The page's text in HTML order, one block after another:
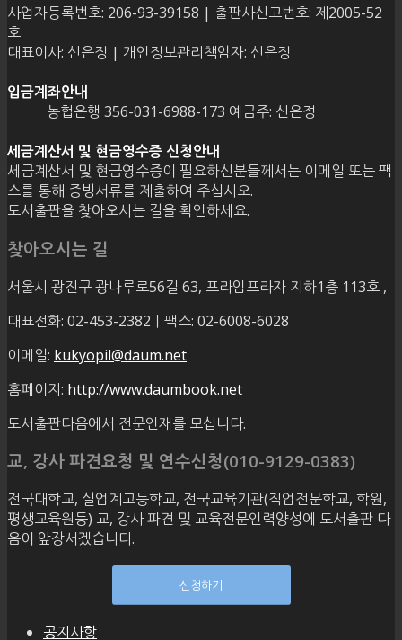
사업자등록번호: 206-93-39158 | 출판사신고번호: 제2005-52
호
대표이사: 신은정 | 개인정보관리책임자: 신은정
입금계좌안내
농협은행 356-031-6988-173 예금주: 신은정
세금계산서 및 현금영수증 신청안내
세금계산서 및 현금영수증이 필요하신분들께서는 이메일 또는 팩
스를 통해 증빙서류를 제출하여 주십시오.
도서출판을 찾아오시는 길을 확인하세요.
찾아오시는 길
서울시 광진구 광나루로56길 63, 프라임프라자 지하1층 113호 ,
대표전화: 02-453-2382ㅣ팩스: 02-6008-6028
이메일: kukyopil@daum.net
홈페이지: http://www.daumbook.net
도서출판다음에서 전문인재를 모십니다.
교, 강사 파견요청 및 연수신청(010-9129-0383)
전국대학교, 실업계고등학교, 전국교육기관(직업전문학교, 학원,
평생교육원등) 교, 강사 파견 및 교육전문인력양성에 도서출판 다
음이 앞장서겠습니다.
신청하기
공지사항